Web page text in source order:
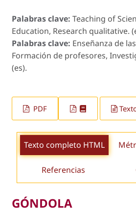
Palabras clave: Teaching of
Education, Research qualitative.
Palabras clave: Enseñanza de
Formación de profesores,
(es).
PDF
Texto completo HTML
Referencias
GÓNDOLA